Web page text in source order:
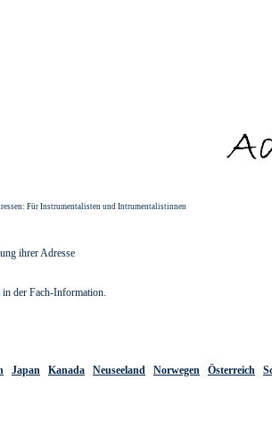
Für Instrumentalisten und Intrumentalistinnen